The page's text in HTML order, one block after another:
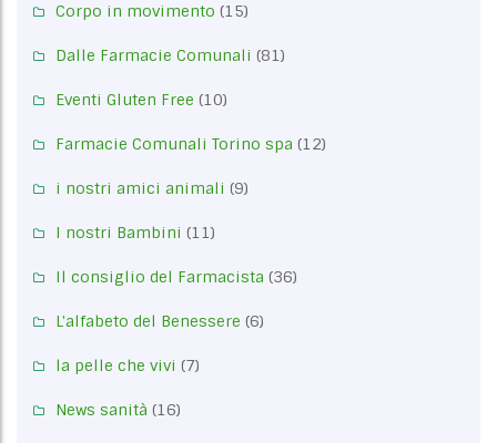
Corpo in movimento (15)
Dalle Farmacie Comunali (81)
Eventi Gluten Free (10)
Farmacie Comunali Torino spa (12)
i nostri amici animali (9)
I nostri Bambini (11)
Il consiglio del Farmacista (36)
L'alfabeto del Benessere (6)
la pelle che vivi (7)
News sanità (16)